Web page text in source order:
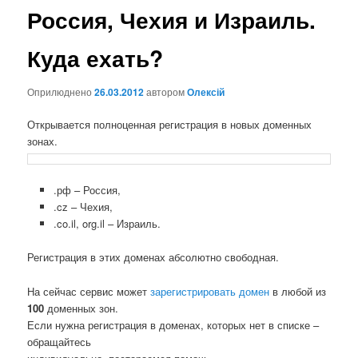
Россия, Чехия и Израиль.
Куда ехать?
Оприлюднено26.03.2012авторомОлексій
Открывается полноценная регистрация в новых доменных
зонах.
.рф – Россия,
.cz – Чехия,
.co.il, org.il – Израиль.
Регистрация в этих доменах абсолютно свободная.
На сейчас сервис можетзарегистрировать домен в любой из
100 доменных зон.
Если нужна регистрация в доменах, которых нет в списке –
обращайтесь